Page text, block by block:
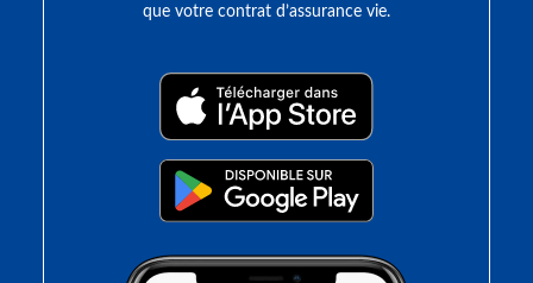
que votre contrat d’assurance vie.